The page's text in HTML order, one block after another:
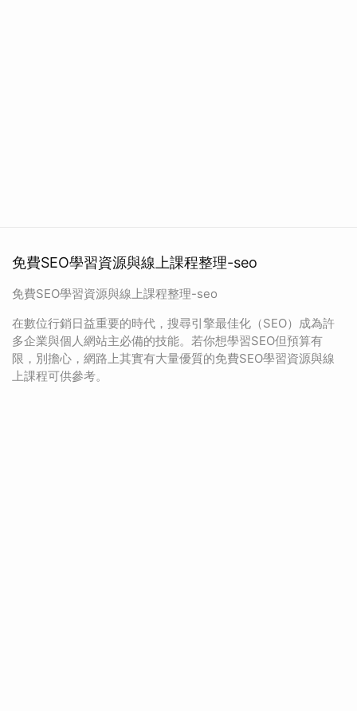
免費SEO學習資源與線上課程整理-seo
免費SEO學習資源與線上課程整理-seo
在數位行銷日益重要的時代，搜尋引擎最佳化（SEO）成為許
多企業與個人網站主必備的技能。若你想學習SEO但預算有
限，別擔心，網路上其實有大量優質的免費SEO學習資源與線
上課程可供參考。